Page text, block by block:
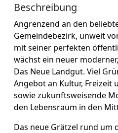
Beschreibung
Angrenzend an den
Gemeindebezirk, unweit
mit seiner perfekten
wächst ein neuer
Das Neue Landgut. Viel
Angebot an Kultur, Freizeit
sowie zukunftsweisende
den Lebensraum in den
Das neue Grätzel rund um